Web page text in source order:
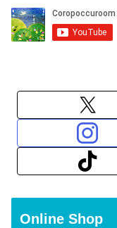
Online Shop